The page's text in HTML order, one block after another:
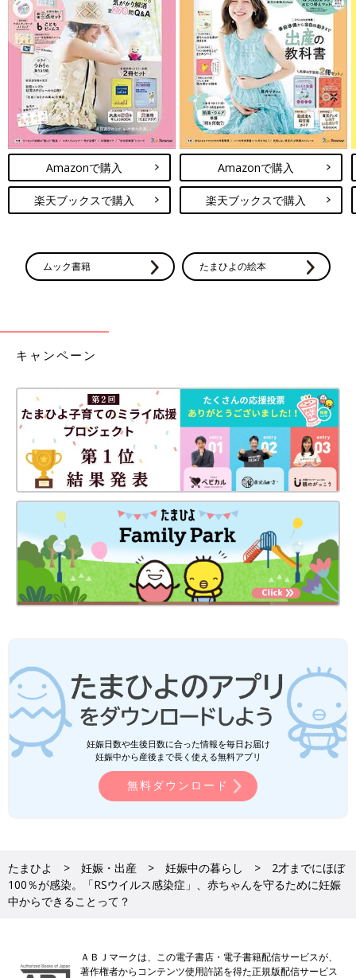
Amazonで購入
楽天ブックスで購入
Amazonで購入
楽天ブックスで購入
ムック書籍 たまひよの絵本
キャンペーン
妊娠日数や生後日数に合った情報を毎日お届け
妊娠中から産後まで長く使える無料アプリ
無料ダウンロード
たまひよ 妊娠・出産 妊娠中の暮らし
2才までにほぼ
100％が感染。「RSウイルス感染症」、赤ちゃんを守るために妊娠
中からできることって？
ＡＢＪマークは、この電子書店・電子書籍配信サービスが、
著作権者からコンテンツ使用許諾を得た正規版配信サービス